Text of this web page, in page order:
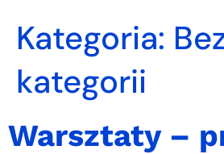
Kategoria:
kategorii
Warsztaty –